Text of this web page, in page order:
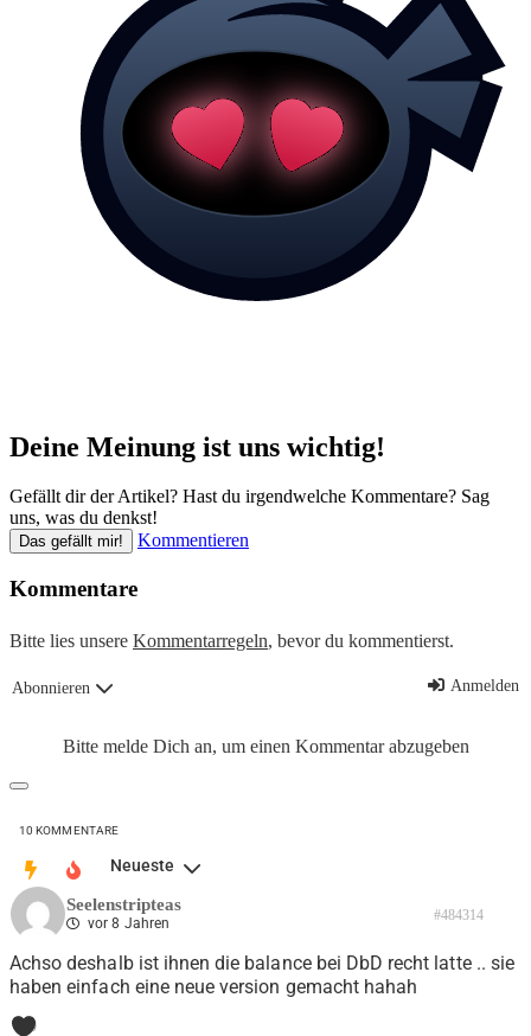
Deine Meinung ist uns wichtig!
Gefällt dir der Artikel? Hast du irgendwelche Kommentare? Sag
uns, was du denkst!
Das gefällt mir! Kommentieren
Kommentare
Bitte lies unsere Kommentarregeln, bevor du kommentierst.
Abonnieren Anmelden
Bitte melde Dich an, um einen Kommentar abzugeben
10 KOMMENTARE
Neueste
Seelenstripteas
vor 8 Jahren #484314
Achso deshalb ist ihnen die balance bei DbD recht latte .. sie
haben einfach eine neue version gemacht hahah
0